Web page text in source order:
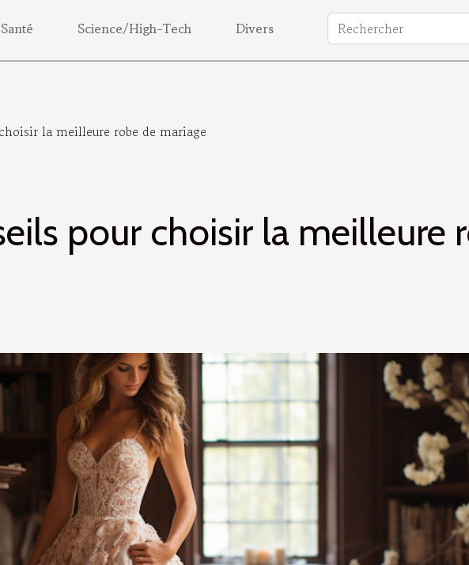
Santé Science/High-Tech Divers
la meilleure robe de mariage
pour choisir la meilleure